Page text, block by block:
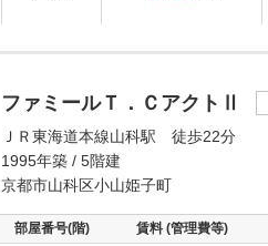
ファミールＴ．ＣアクトⅡ
ＪＲ東海道本線山科駅 徒歩22分
1995年築 / 5階建
京都市山科区小山姫子町
部屋番号(階) 賃料 (管理費等)